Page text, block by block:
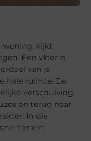
woning, kijkt
Een vloer is
van je
hele ruimte. De
verschuiving:
en terug naar
In die
terrein.